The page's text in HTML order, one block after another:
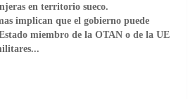
en territorio sueco.
implican que el gobierno puede
miembro de la OTAN o de la UE